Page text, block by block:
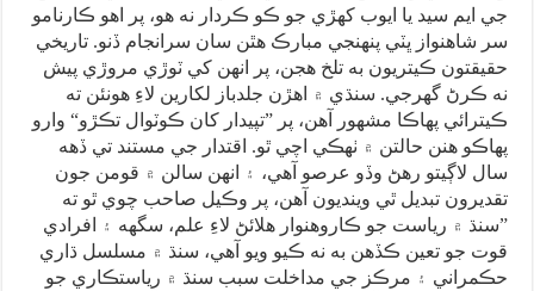
جي ايم سيد يا ايوب کهڙي جو ڪو ڪردار نه هو، پر اهو ڪارنامو
سر شاهنواز ڀٽي پنهنجي مبارڪ هٿن سان سرانجام ڏنو. تاريخي
حقيقتون ڪيتريون به تلخ هجن، پر انهن کي ٽوڙي مروڙي پيش
نه ڪرڻ گهرجي. سنڌي ۾ اهڙن جلدباز لکارين لاءِ هونئن ته
ڪيترائي پهاڪا مشهور آهن، پر ”تپيدار کان ڪوٽوال تڪڙو“ وارو
پهاڪو هنن حالتن ۾ ٺهڪي اچي ٿو. اقتدار جي مستند تي ڏهه
سال لاڳيتو رهڻ وڏو عرصو آهي، ۽ انهن سالن ۾ قومن جون
تقديرون تبديل ٿي وينديون آهن، پر وڪيل صاحب چوي ٿو ته
”سنڌ ۾ رياست جو ڪاروهنوار هلائڻ لاءِ علم، سگهه ۽ افرادي
قوت جو تعين ڪڏهن به نه ڪيو ويو آهي، سنڌ ۾ مسلسل ڌاري
حڪمراني ۽ مرڪز جي مداخلت سبب سنڌ ۾ رياستڪاري جو